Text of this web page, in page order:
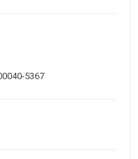
5367